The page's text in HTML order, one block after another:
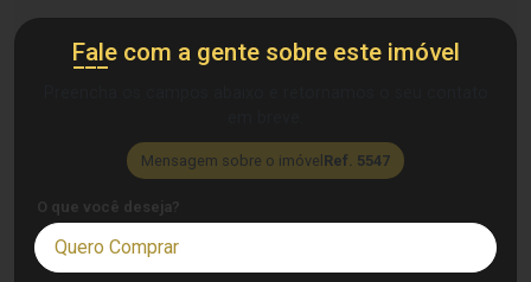
Fale com a gente sobre este imóvel
Mensagem sobre o imóvelRef. 5547
O que você deseja?
Quero Comprar